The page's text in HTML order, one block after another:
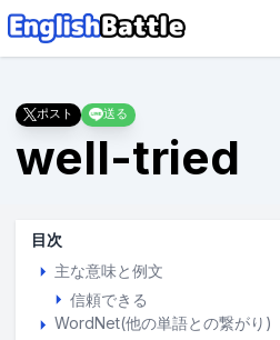
ポスト 送る
well-tried
目次
主な意味と例文
信頼できる
WordNet(他の単語との繋がり)